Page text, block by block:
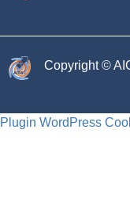
Copyright ©
Plugin WordPress